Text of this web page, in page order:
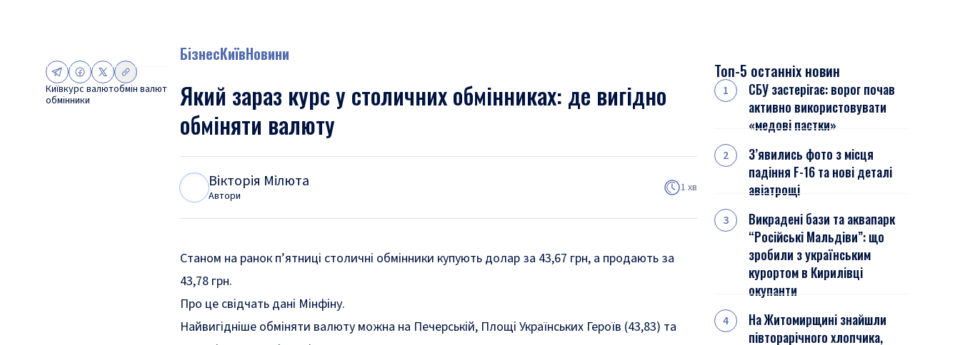
Київкурс валютобмін валют
обмінники
БізнесКиївНовини
Який зараз курс у столичних обмінниках: де вигідно
обміняти валюту
Вікторія Мілюта
Автори
1 хв
Станом на ранок п’ятниці столичні обмінники купують долар за 43,67 грн, а продають за
43,78 грн.
Про це свідчать дані Мінфіну.
Найвигідніше обміняти валюту можна на Печерській, Площі Українських Героїв (43,83) та
Топ-5 останніх новин
СБУ застерігає: ворог почав
активно використовувати
«медові пастки»
З’явились фото з місця
падіння F-16 та нові деталі
авіатрощі
Викрадені бази та аквапарк
“Російські Мальдіви”: що
зробили з українським
курортом в Кирилівці
окупанти
На Житомирщині знайшли
півторарічного хлопчика,